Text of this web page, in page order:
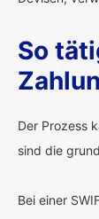
So
Der Prozess
sind die
Bei einer